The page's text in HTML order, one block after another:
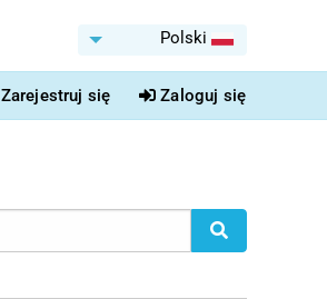
Polski
Zarejestruj się Zaloguj się